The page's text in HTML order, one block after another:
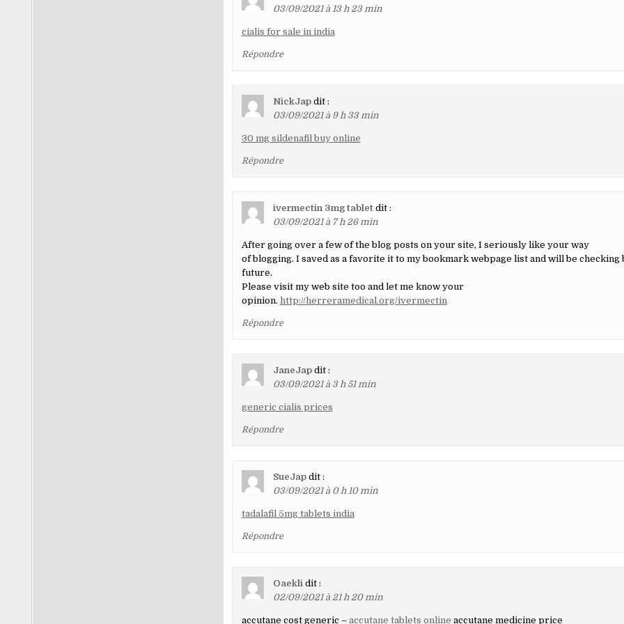
03/09/2021 à 13 h 23 min
cialis for sale in india
Répondre
NickJap dit :
03/09/2021 à 9 h 33 min
30 mg sildenafil buy online
Répondre
ivermectin 3mg tablet dit :
03/09/2021 à 7 h 26 min
After going over a few of the blog posts on your site, I seriously like your way
of blogging. I saved as a favorite it to my bookmark webpage list and will be checking
future.
Please visit my web site too and let me know your
opinion. http://herreramedical.org/ivermectin
Répondre
JaneJap dit :
03/09/2021 à 3 h 51 min
generic cialis prices
Répondre
SueJap dit :
03/09/2021 à 0 h 10 min
tadalafil 5mg tablets india
Répondre
Oaekli dit :
02/09/2021 à 21 h 20 min
accutane cost generic – accutane tablets online accutane medicine price